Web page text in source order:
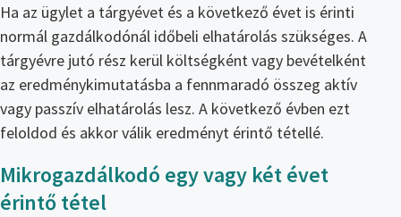
Ha az ügylet a tárgyévet és a következő évet is érinti
normál gazdálkodónál időbeli elhatárolás szükséges. A
tárgyévre jutó rész kerül költségként vagy bevételként
az eredménykimutatásba a fennmaradó összeg aktív
vagy passzív elhatárolás lesz. A következő évben ezt
feloldod és akkor válik eredményt érintő tétellé.
Mikrogazdálkodó egy vagy két évet
érintő tétel